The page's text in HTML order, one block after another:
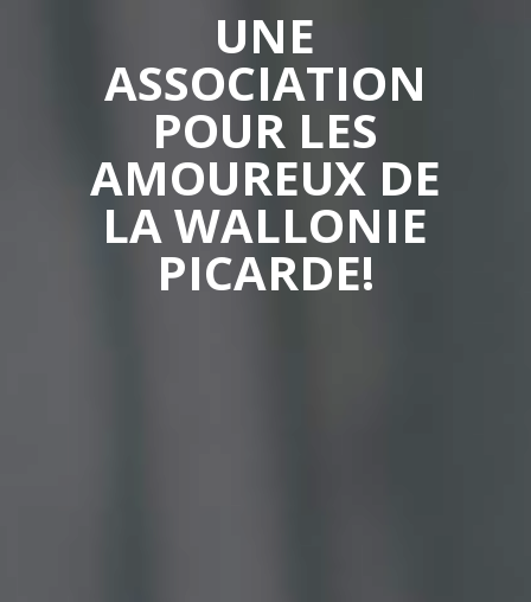
UNE
ASSOCIATION
POUR LES
AMOUREUX DE
LA WALLONIE
PICARDE!